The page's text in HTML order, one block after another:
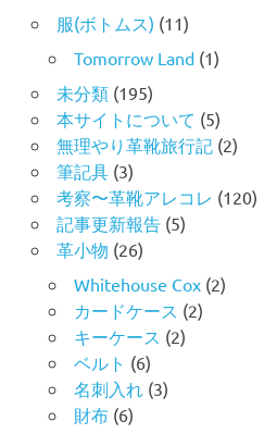
服(ボトムス) (11)
Tomorrow Land(1)
未分類(195)
本サイトについて (5)
無理やり革靴旅行記 (2)
筆記具(3)
考察〜革靴アレコレ (120)
記事更新報告(5)
革小物 (26)
Whitehouse Cox(2)
カードケース (2)
キーケース (2)
ベルト (6)
名刺入れ (3)
財布(6)